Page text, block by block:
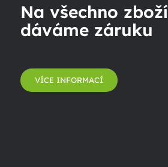
Na všechno zboží
dáváme záruku
VÍCE INFORMACÍ